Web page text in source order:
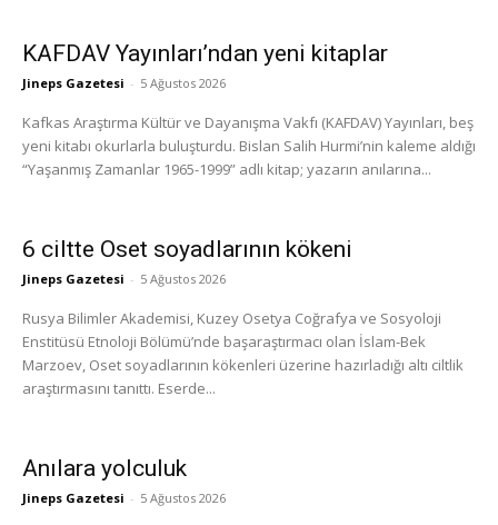
KAFDAV Yayınları’ndan yeni kitaplar
Jineps Gazetesi - 5 Ağustos 2026
Kafkas Araştırma Kültür ve Dayanışma Vakfı (KAFDAV) Yayınları, beş
yeni kitabı okurlarla buluşturdu. Bislan Salih Hurmi’nin kaleme aldığı
“Yaşanmış Zamanlar 1965-1999” adlı kitap; yazarın anılarına...
6 ciltte Oset soyadlarının kökeni
Jineps Gazetesi - 5 Ağustos 2026
Rusya Bilimler Akademisi, Kuzey Osetya Coğrafya ve Sosyoloji
Enstitüsü Etnoloji Bölümü’nde başaraştırmacı olan İslam-Bek
Marzoev, Oset soyadlarının kökenleri üzerine hazırladığı altı ciltlik
araştırmasını tanıttı. Eserde...
Anılara yolculuk
Jineps Gazetesi - 5 Ağustos 2026